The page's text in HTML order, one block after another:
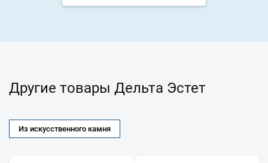
Другие товары Дельта Эстет
Из искусственного камня